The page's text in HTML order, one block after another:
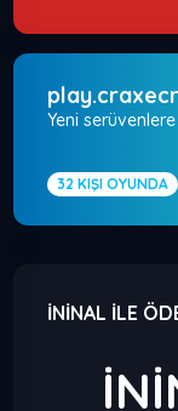
Yeni serüvenlere
32 KIŞI OYUNDA
İNİNAL İLE